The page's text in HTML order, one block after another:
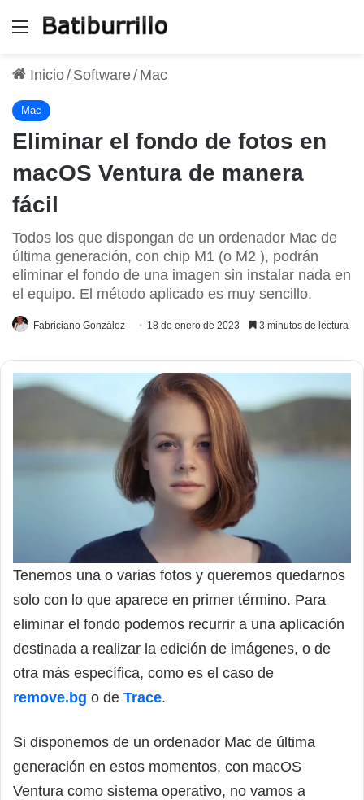
Menú
Inicio/ Software/ Mac
Mac
Eliminar el fondo de fotos en
macOS Ventura de manera
fácil
Todos los que dispongan de un ordenador Mac de
última generación, con chip M1 (o M2 ), podrán
eliminar el fondo de una imagen sin instalar nada en
el equipo. El método aplicado es muy sencillo.
Fabriciano González 18 de enero de 2023 3 minutos de lectura
Tenemos una o varias fotos y queremos quedarnos
solo con lo que aparece en primer término. Para
eliminar el fondo podemos recurrir a una aplicación
destinada a realizar la edición de imágenes, o de
otra más específica, como es el caso de
remove.bg o de Trace.
Si disponemos de un ordenador Mac de última
generación en estos momentos, con macOS
Ventura como sistema operativo, no vamos a